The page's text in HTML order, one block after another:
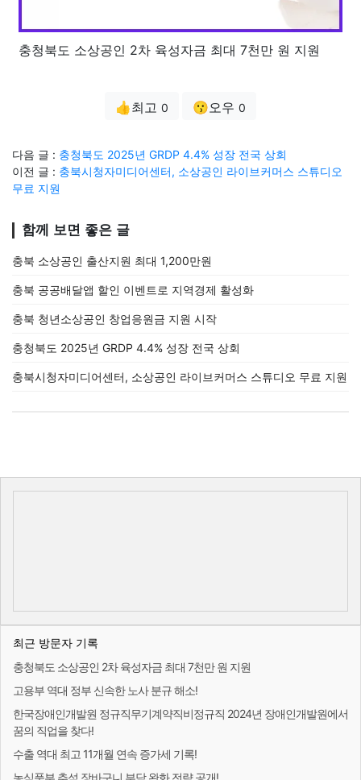
충청북도 소상공인 2차 육성자금 최대 7천만 원 지원
👍최고 0 😗오우 0
다음 글 : 충청북도 2025년 GRDP 4.4% 성장 전국 상회
이전 글 : 충북시청자미디어센터, 소상공인 라이브커머스 스튜디오
무료 지원
함께 보면 좋은 글
충북 소상공인 출산지원 최대 1,200만원
충북 공공배달앱 할인 이벤트로 지역경제 활성화
충북 청년소상공인 창업응원금 지원 시작
충청북도 2025년 GRDP 4.4% 성장 전국 상회
충북시청자미디어센터, 소상공인 라이브커머스 스튜디오 무료 지원
최근 방문자 기록
충청북도 소상공인 2차 육성자금 최대 7천만 원 지원
고용부 역대 정부 신속한 노사 분규 해소!
한국장애인개발원 정규직무기계약직비정규직 2024년 장애인개발원에서
꿈의 직업을 찾다!
수출 역대 최고 11개월 연속 증가세 기록!